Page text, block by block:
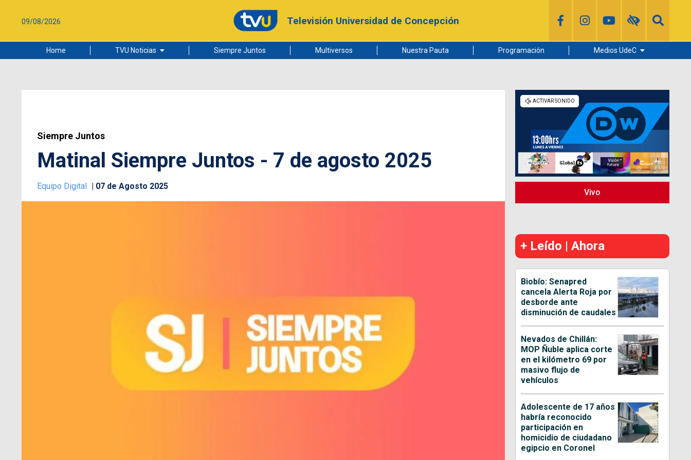
09/08/2026 Televisión Universidad de Concepción
Home TVU Noticias
Ciudad
Siempre Juntos Multiversos Nuestra Pauta Programación Medios UdeC
Radio UdeC
Noticias UdeC
La Discusión
Siempre Juntos
Matinal Siempre Juntos - 7 de agosto 2025
Equipo Digital 07 de Agosto 2025
Vivo
+ Leído | Ahora
Biobío: Senapred
cancela Alerta Roja por
desborde ante
disminución de caudales
Nevados de Chillán:
MOP Ñuble aplica corte
en el kilómetro 69 por
masivo flujo de
vehículos
Adolescente de 17 años
habría reconocido
participación en
homicidio de ciudadano
egipcio en Coronel